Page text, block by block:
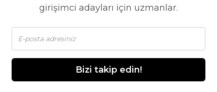
girişimci adayları için uzmanlar.
Bizi takip edin!